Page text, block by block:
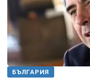
БЪЛГАРИЯ